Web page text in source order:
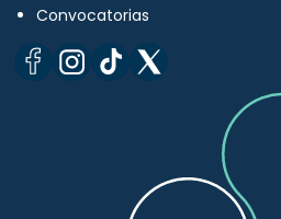
Convocatorias